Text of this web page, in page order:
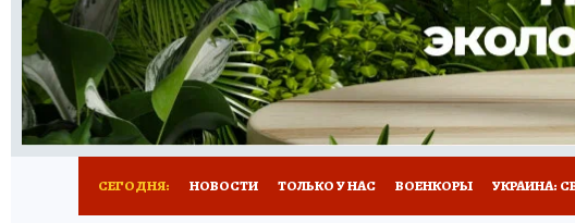
РАДИО КП РЕКЛАМА ТЕСТЫ НОВОЕ НА САЙТЕ
СЕГОДНЯ: НОВОСТИ ТОЛЬКО У НАС ВОЕНКОРЫ УКРАИНА: